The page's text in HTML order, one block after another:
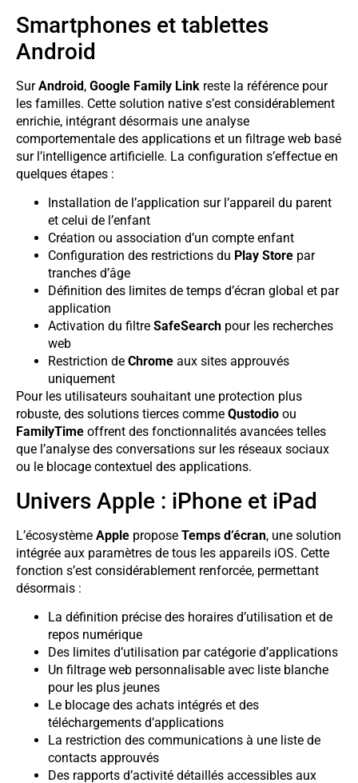
Smartphones et tablettes
Android
SurAndroid, Google Family Link reste la référence pour
les familles. Cette solution native s’est considérablement
enrichie, intégrant désormais une analyse
comportementale des applications et un filtrage web basé
sur l’intelligence artificielle. La configuration s’effectue en
quelques étapes :
Installation de l’application sur l’appareil du parent
et celui de l’enfant
Création ou association d’un compte enfant
Configuration des restrictions du Play Store par
tranches d’âge
Définition des limites de temps d’écran global et par
application
Activation du filtre SafeSearch pour les recherches
web
Restriction de Chrome aux sites approuvés
uniquement
Pour les utilisateurs souhaitant une protection plus
robuste, des solutions tierces comme Qustodio ou
FamilyTime offrent des fonctionnalités avancées telles
que l’analyse des conversations sur les réseaux sociaux
ou le blocage contextuel des applications.
Univers Apple : iPhone et iPad
L’écosystème Apple propose Temps d’écran, une solution
intégrée aux paramètres de tous les appareils iOS. Cette
fonction s’est considérablement renforcée, permettant
désormais :
La définition précise des horaires d’utilisation et de
repos numérique
Des limites d’utilisation par catégorie d’applications
Un filtrage web personnalisable avec liste blanche
pour les plus jeunes
Le blocage des achats intégrés et des
téléchargements d’applications
La restriction des communications à une liste de
contacts approuvés
Des rapports d’activité détaillés accessibles aux